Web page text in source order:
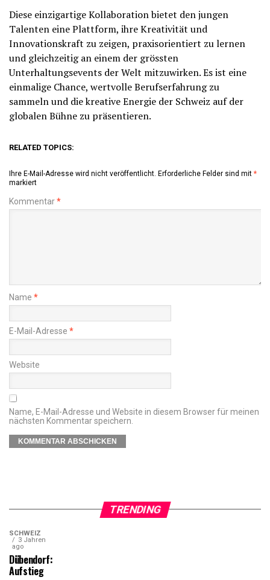
Diese einzigartige Kollaboration bietet den jungen
Talenten eine Plattform, ihre Kreativität und
Innovationskraft zu zeigen, praxisorientiert zu lernen
und gleichzeitig an einem der grössten
Unterhaltungsevents der Welt mitzuwirken. Es ist eine
einmalige Chance, wertvolle Berufserfahrung zu
sammeln und die kreative Energie der Schweiz auf der
globalen Bühne zu präsentieren.
RELATED TOPICS:
Ihre E-Mail-Adresse wird nicht veröffentlicht. Erforderliche Felder sind mit *
markiert
Kommentar*
Name *
E-Mail-Adresse *
Website
Name, E-Mail-Adresse und Website in diesem Browser für meinen
nächsten Kommentar speichern.
TRENDING
SCHWEIZ
3 Jahren
ago
Dübendorf:
Aufstieg